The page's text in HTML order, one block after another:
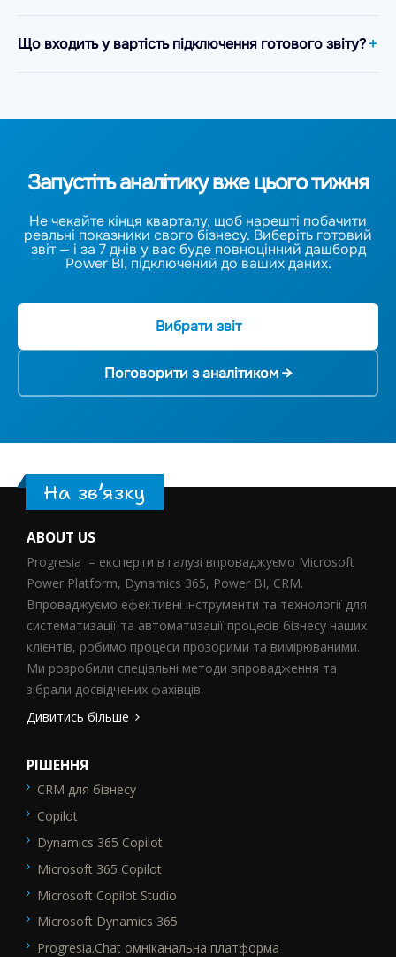
Що входить у вартість підключення готового звіту?
Запустіть аналітику вже цього тижня
Не чекайте кінця кварталу, щоб нарешті побачити
реальні показники свого бізнесу. Виберіть готовий
звіт — і за 7 днів у вас буде повноцінний дашборд
Power BI, підключений до ваших даних.
Вибрати звіт
Поговорити з аналітиком →
На зв’язку
ABOUT US
Progresia – експерти в галузі впроваджуємо Microsoft
Power Platform, Dynamics 365, Power BI, CRM.
Впроваджуємо ефективні інструменти та технології для
систематизації та автоматизації процесів бізнесу наших
клієнтів, робимо процеси прозорими та вимірюваними.
Ми розробили спеціальні методи впровадження та
зібрали досвідчених фахівців.
Дивитись більше
РІШЕННЯ
SEO_FTR1
CRM для бізнесу
Copilot
Dynamics 365 Copilot
Microsoft 365 Copilot
Microsoft Copilot Studio
Microsoft Dynamics 365
Progresia.Chat омніканальна платформа